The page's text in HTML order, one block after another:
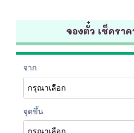
จองตั๋ว เช็ครา